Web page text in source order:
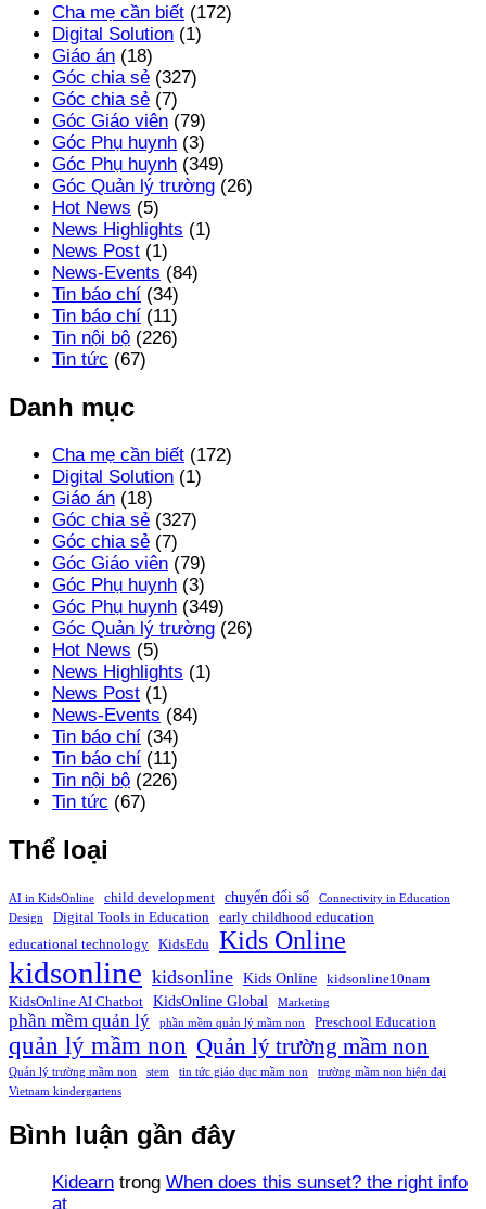
Cha mẹ cần biết (172)
Digital Solution (1)
Giáo án (18)
Góc chia sẻ (327)
Góc chia sẻ (7)
Góc Giáo viên (79)
Góc Phụ huynh (3)
Góc Phụ huynh (349)
Góc Quản lý trường (26)
Hot News (5)
News Highlights (1)
News Post (1)
News-Events (84)
Tin báo chí (34)
Tin báo chí (11)
Tin nội bộ (226)
Tin tức (67)
Danh mục
Cha mẹ cần biết (172)
Digital Solution (1)
Giáo án (18)
Góc chia sẻ (327)
Góc chia sẻ (7)
Góc Giáo viên (79)
Góc Phụ huynh (3)
Góc Phụ huynh (349)
Góc Quản lý trường (26)
Hot News (5)
News Highlights (1)
News Post (1)
News-Events (84)
Tin báo chí (34)
Tin báo chí (11)
Tin nội bộ (226)
Tin tức (67)
Thể loại
AI in KidsOnline child development chuyển đổi số
Connectivity in Education
Design
Digital Tools in Education
early childhood education
educational technology
KidsEdu Kids Online
kidsonline kidsonline Kids Online
kidsonline10nam
KidsOnline AI Chatbot
KidsOnline Global Marketing
phần mềm quản lý phần mềm quản lý mầm non Preschool Education
quản lý mầm non Quản lý trường mầm non
Quản lý trường mầm non stem tin tức giáo dục mầm non
trường mầm non hiện đại
Vietnam kindergartens
Bình luận gần đây
Kidearn trong When does this sunset? the right info
at